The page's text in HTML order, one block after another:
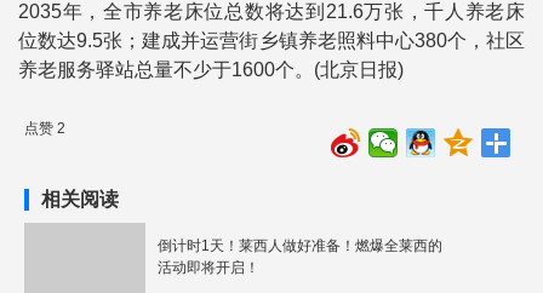
2035年，全市养老床位总数将达到21.6万张，千人养老床
位数达9.5张；建成并运营街乡镇养老照料中心380个，社区
养老服务驿站总量不少于1600个。(北京日报)
点赞 2
相关阅读
倒计时1天！莱西人做好准备！燃爆全莱西的
活动即将开启！